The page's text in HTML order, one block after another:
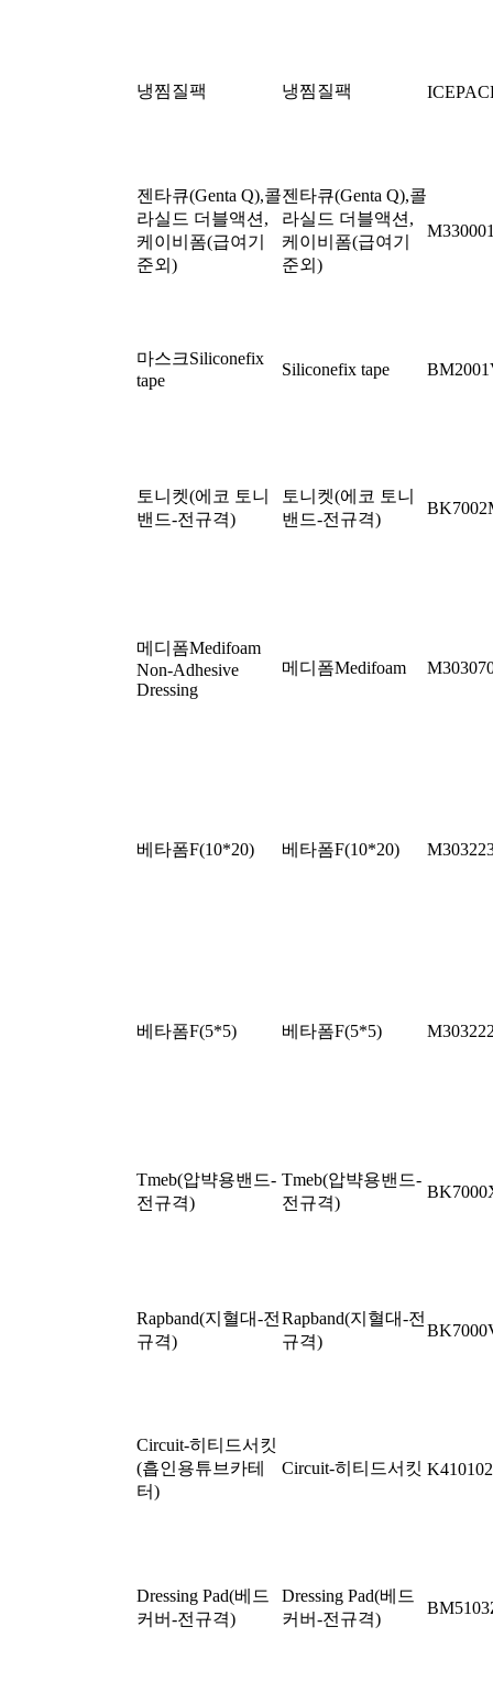
냉찜질팩 냉찜질팩
젠타큐(Genta Q),콜
라실드 더블액션,
케이비폼(급여기
준외)
젠타큐(Genta Q),콜
라실드 더블액션,
케이비폼(급여기
준외)
마스크Siliconefix
tape
Siliconefix tape
토니켓(에코 토니
밴드-전규격)
토니켓(에코 토니
밴드-전규격)
메디폼Medifoam
Non-Adhesive
Dressing
메디폼Medifoam
베타폼F(10*20) 베타폼F(10*20)
베타폼F(5*5) 베타폼F(5*5)
Tmeb(압뱍용밴드-
전규격)
Tmeb(압뱍용밴드-
전규격)
Rapband(지혈대-전
규격)
Rapband(지혈대-전
규격)
Circuit-히티드서킷
(흡인용튜브카테
터)
Circuit-히티드서킷
Dressing Pad(베드
커버-전규격)
Dressing Pad(베드
커버-전규격)